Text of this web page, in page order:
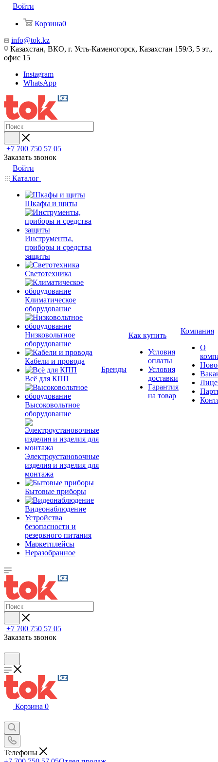
Войти
Корзина0
info@tok.kz
Казахстан, ВКО, г. Усть-Каменогорск, Казахстан 159/3, 5 эт.,
офис 15
Instagram
WhatsApp
+7 700 750 57 05
Заказать звонок
Войти
Каталог
Шкафы и щиты
Инструменты,
приборы и средства
защиты
Светотехника
Климатическое
оборудование
Низковольтное
оборудование
Кабели и провода
Всё для КПП
Высоковольтное
оборудование
Электроустановочные
изделия и изделия для
монтажа
Бытовые приборы
Видеонаблюдение
Устройства
безопасности и
резервного питания
Маркетплейсы
Неразобранное
Бренды
Как купить
Условия
оплаты
Условия
доставки
Гарантия
на товар
Компания
О
+7 700 750 57 05
Заказать звонок
Корзина 0
Телефоны